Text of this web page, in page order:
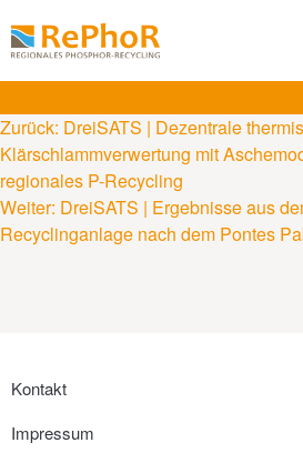
Zurück: DreiSATS | Dezentrale
Klärschlammverwertung mit
regionales P-Recycling
Weiter: DreiSATS | Ergebnisse aus
Recyclinganlage nach dem Pontes
Kontakt
Impressum